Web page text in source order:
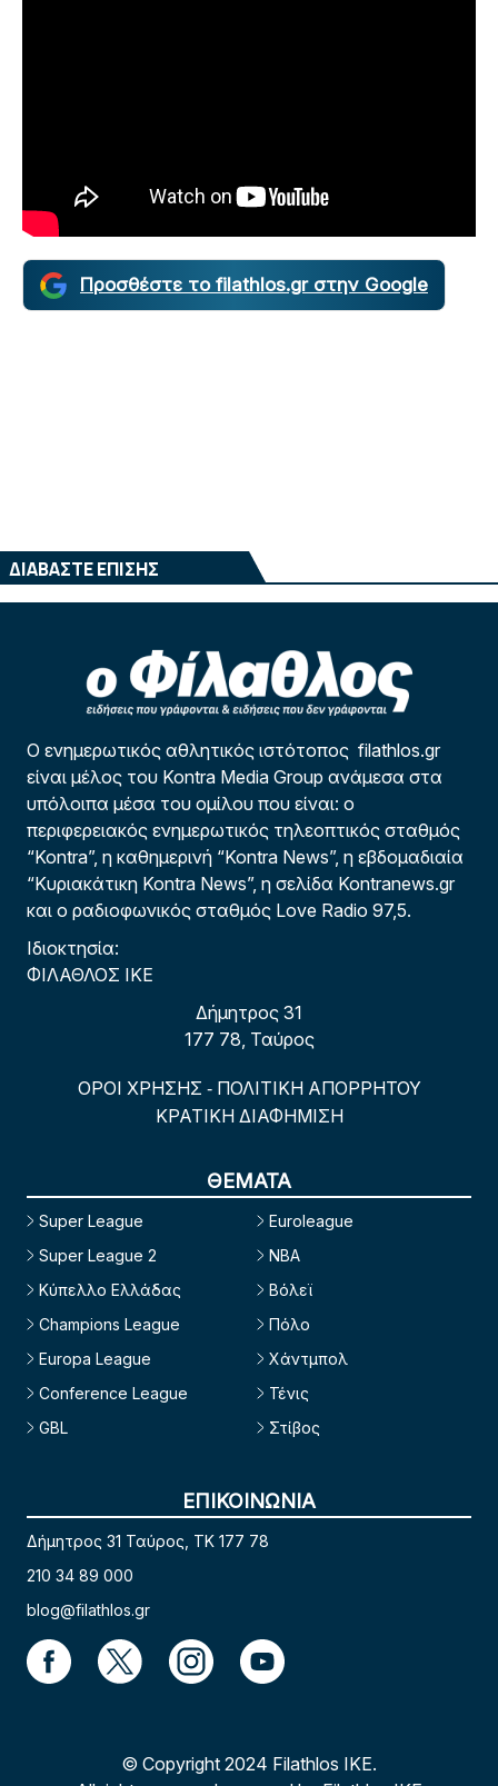
Προσθέστε το filathlos.gr στην Google
ΔΙΑΒΑΣΤΕ ΕΠΙΣΗΣ
Ο ενημερωτικός αθλητικός ιστότοπος filathlos.gr
είναι μέλος του Kontra Media Group ανάμεσα στα
υπόλοιπα μέσα του ομίλου που είναι: ο
περιφερειακός ενημερωτικός τηλεοπτικός σταθμός
“Kontra”, η καθημερινή “Kontra News”, η εβδομαδιαία
“Κυριακάτικη Kontra News”, η σελίδα Kontranews.gr
και ο ραδιοφωνικός σταθμός Love Radio 97,5.
Ιδιοκτησία:
ΦΙΛΑΘΛΟΣ ΙΚΕ
Δήμητρος 31
177 78, Ταύρος
ΟΡΟΙ ΧΡΗΣΗΣ - ΠΟΛΙΤΙΚΗ ΑΠΟΡΡΗΤΟΥ
ΚΡΑΤΙΚΗ ΔΙΑΦΗΜΙΣΗ
ΘΕΜΑΤΑ
Super League
Super League 2
Κύπελλο Ελλάδας
Champions League
Europa League
Conference League
GBL
Euroleague
NBA
Βόλεϊ
Πόλο
Χάντμπολ
Τένις
Στίβος
ΕΠΙΚΟΙΝΩΝΙΑ
Δήμητρος 31 Ταύρος, TK 177 78
210 34 89 000
blog@filathlos.gr
© Copyright 2024 Filathlos ΙΚΕ.